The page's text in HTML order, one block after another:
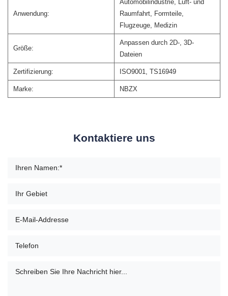
Anwendung:
Automobilindustrie, Luft- und
Raumfahrt, Formteile,
Flugzeuge, Medizin
Größe:
Anpassen durch 2D-, 3D-
Dateien
Zertifizierung: ISO9001, TS16949
Marke: NBZX
Kontaktiere uns